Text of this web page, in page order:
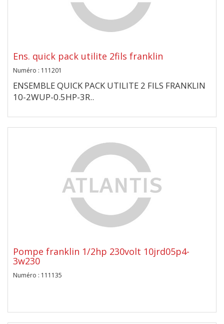
Ens. quick pack utilite 2fils franklin
Numéro : 111201
ENSEMBLE QUICK PACK UTILITE 2 FILS FRANKLIN
10-2WUP-0.5HP-3R..
Pompe franklin 1/2hp 230volt 10jrd05p4-
3w230
Numéro : 111135